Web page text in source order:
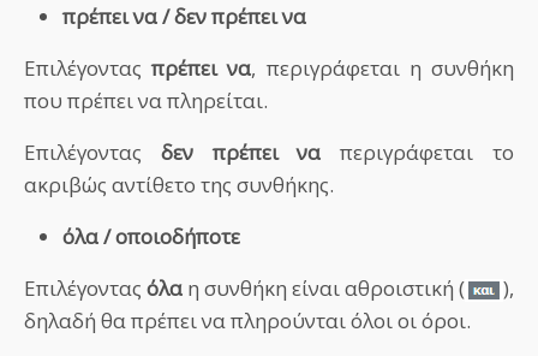
πρέπει να / δεν πρέπει να
Επιλέγονταςπρέπει να, περιγράφεται η συνθήκη
που πρέπει να πληρείται.
Επιλέγοντας δεν πρέπει να περιγράφεται το
ακριβώς αντίθετο της συνθήκης.
όλα / οποιοδήποτε
Επιλέγοντας όλα η συνθήκη είναι αθροιστική (
),
δηλαδή θα πρέπει να πληρούνται όλοι οι όροι.